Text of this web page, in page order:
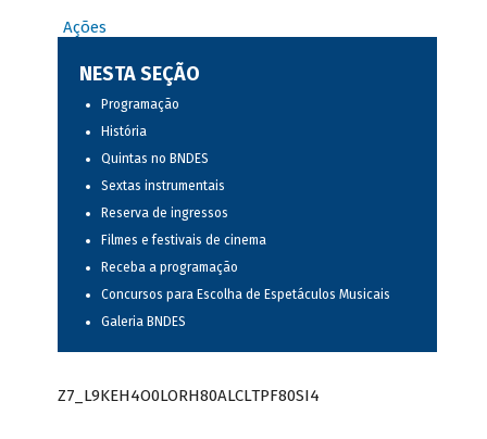
Ações
NESTA SEÇÃO
Programação
História
Quintas no BNDES
Sextas instrumentais
Reserva de ingressos
Filmes e festivais de cinema
Receba a programação
Concursos para Escolha de Espetáculos Musicais
Galeria BNDES
Z7_L9KEH4O0LORH80ALCLTPF80SI4